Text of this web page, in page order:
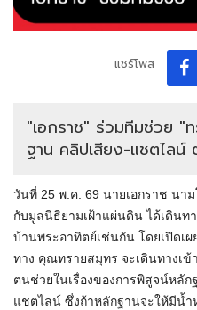
แชร์โพส
"เอกราช" ร่วมทีมช่วย
ฐาน คลิปเสียง-แชตไลน์
วันที่ 25 พ.ค. 69 นายเอกราช นา
กับมูลนิธิยามเฝ้าแผ่นดิน ได้เดินท
บ้านพระอาทิตย์เช่นกัน โดยเปิดเ
ทาง คุณทรายสมุทร จะเดินทางเข้
ตนช่วยในเรื่องของการพิสูจน์หลั
แชตไลน์ ซึ่งถ้าหลักฐานจะให้มีน้